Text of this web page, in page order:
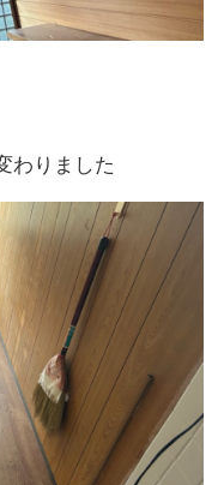
わりました